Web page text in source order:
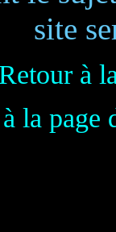
site
Retour à
la page